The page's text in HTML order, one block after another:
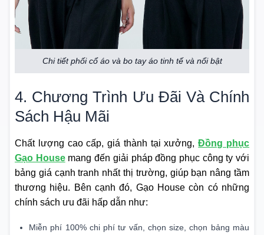
Chi tiết phối cổ áo và bo tay áo tinh tế và nổi bật
4. Chương Trình Ưu Đãi Và Chính
Sách Hậu Mãi
Chất lượng cao cấp, giá thành tại xưởng,Đồng phục
Gạo Housemang đến giải pháp đồng phục công ty với
bảng giá cạnh tranh nhất thị trường, giúp bạn nâng tầm
thương hiệu. Bên cạnh đó, Gạo House còn có những
chính sách ưu đãi hấp dẫn như:
Miễn phí 100% chi phí tư vấn, chọn size, chọn bảng màu